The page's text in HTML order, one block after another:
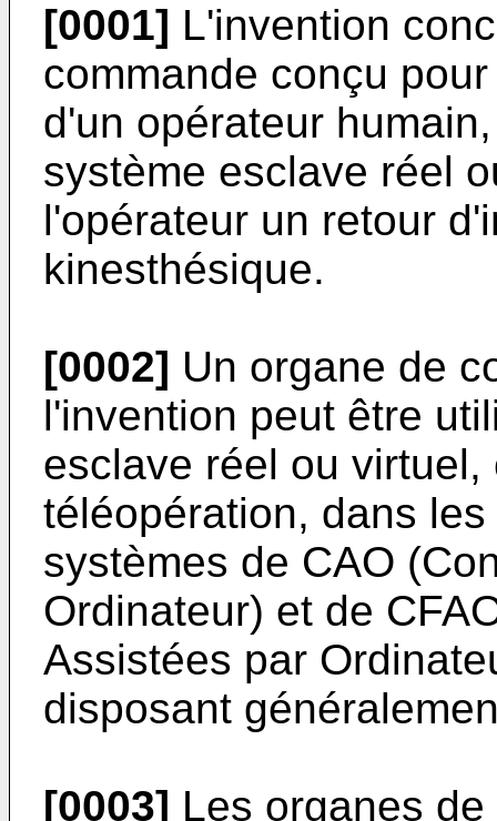
[0001] L'invention
commande conçu
d'un opérateur
système esclave réel
l'opérateur un retour
kinesthésique.
[0002] Un organe de
l'invention peut être
esclave réel ou
téléopération, dans
systèmes de CAO
Ordinateur) et de
Assistées par
disposant
[0003] Les organes